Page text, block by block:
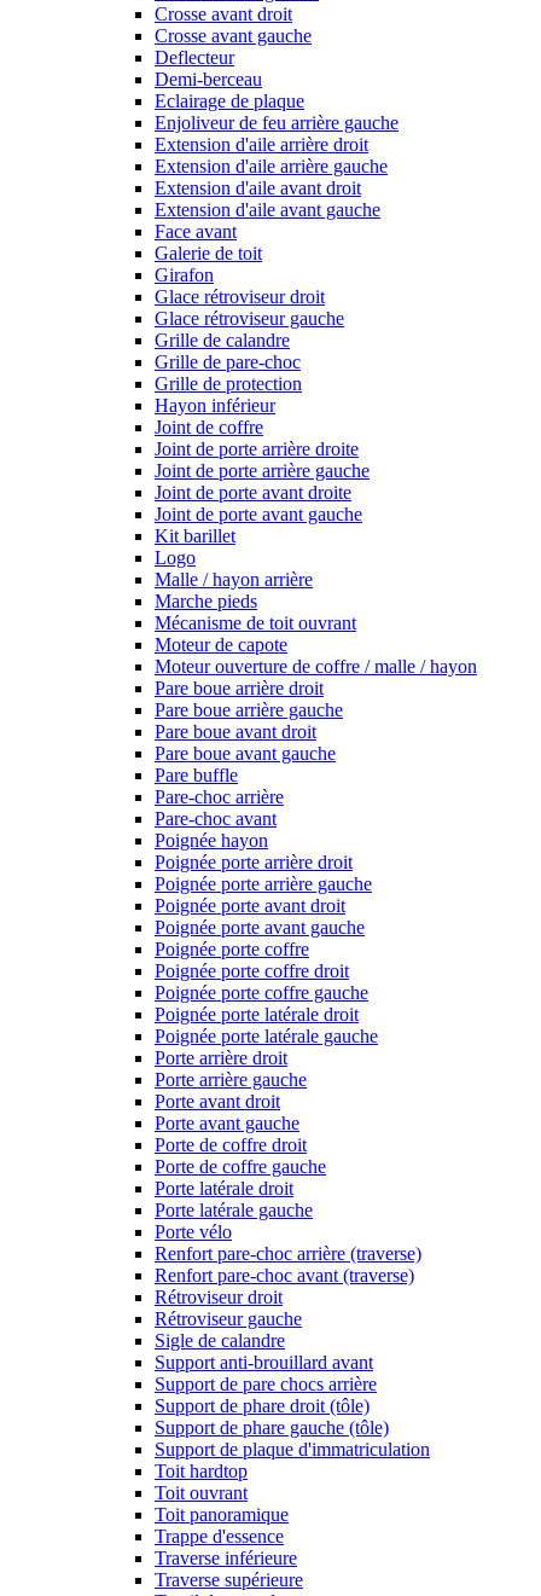
Crosse avant droit
Crosse avant gauche
Deflecteur
Demi-berceau
Eclairage de plaque
Enjoliveur de feu arrière gauche
Extension d'aile arrière droit
Extension d'aile arrière gauche
Extension d'aile avant droit
Extension d'aile avant gauche
Face avant
Galerie de toit
Girafon
Glace rétroviseur droit
Glace rétroviseur gauche
Grille de calandre
Grille de pare-choc
Grille de protection
Hayon inférieur
Joint de coffre
Joint de porte arrière droite
Joint de porte arrière gauche
Joint de porte avant droite
Joint de porte avant gauche
Kit barillet
Logo
Malle / hayon arrière
Marche pieds
Mécanisme de toit ouvrant
Moteur de capote
Moteur ouverture de coffre / malle / hayon
Pare boue arrière droit
Pare boue arrière gauche
Pare boue avant droit
Pare boue avant gauche
Pare buffle
Pare-choc arrière
Pare-choc avant
Poignée hayon
Poignée porte arrière droit
Poignée porte arrière gauche
Poignée porte avant droit
Poignée porte avant gauche
Poignée porte coffre
Poignée porte coffre droit
Poignée porte coffre gauche
Poignée porte latérale droit
Poignée porte latérale gauche
Porte arrière droit
Porte arrière gauche
Porte avant droit
Porte avant gauche
Porte de coffre droit
Porte de coffre gauche
Porte latérale droit
Porte latérale gauche
Porte vélo
Renfort pare-choc arrière (traverse)
Renfort pare-choc avant (traverse)
Rétroviseur droit
Rétroviseur gauche
Sigle de calandre
Support anti-brouillard avant
Support de pare chocs arrière
Support de phare droit (tôle)
Support de phare gauche (tôle)
Support de plaque d'immatriculation
Toit hardtop
Toit ouvrant
Toit panoramique
Trappe d'essence
Traverse inférieure
Traverse supérieure